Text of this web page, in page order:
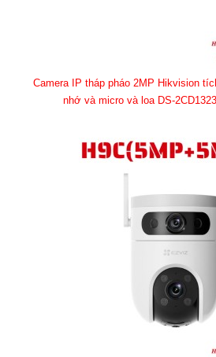
Camera IP tháp pháo 2MP Hikvision
nhớ và micro và loa DS-